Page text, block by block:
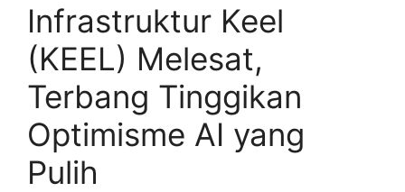
Infrastruktur Keel
(KEEL) Melesat,
Terbang Tinggikan
Optimisme AI yang
Pulih